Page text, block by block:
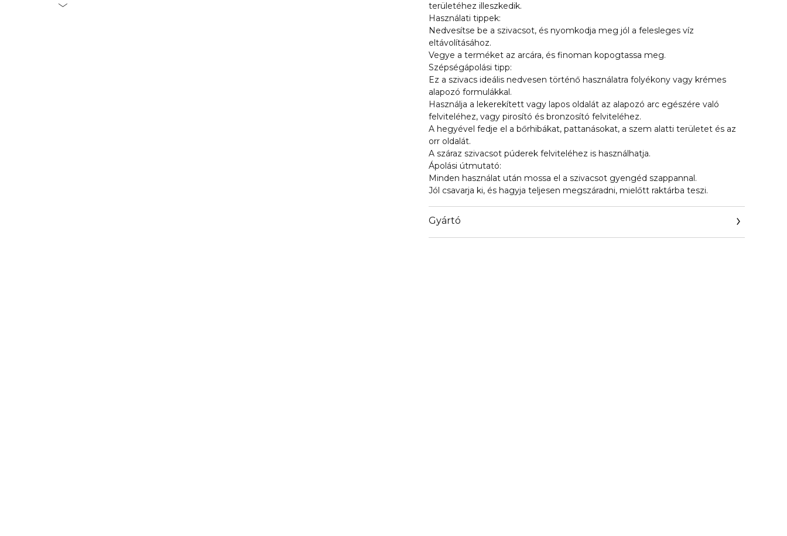
területéhez illeszkedik.
Használati tippek:
Nedvesítse be a szivacsot, és nyomkodja meg jól a felesleges víz
eltávolításához.
Vegye a terméket az arcára, és finoman kopogtassa meg.
Szépségápolási tipp:
Ez a szivacs ideális nedvesen történő használatra folyékony vagy krémes
alapozó formulákkal.
Használja a lekerekített vagy lapos oldalát az alapozó arc egészére való
felviteléhez, vagy pirosító és bronzosító felviteléhez.
A hegyével fedje el a bőrhibákat, pattanásokat, a szem alatti területet és az
orr oldalát.
A száraz szivacsot púderek felviteléhez is használhatja.
Ápolási útmutató:
Minden használat után mossa el a szivacsot gyengéd szappannal.
Jól csavarja ki, és hagyja teljesen megszáradni, mielőtt raktárba teszi.
Gyártó